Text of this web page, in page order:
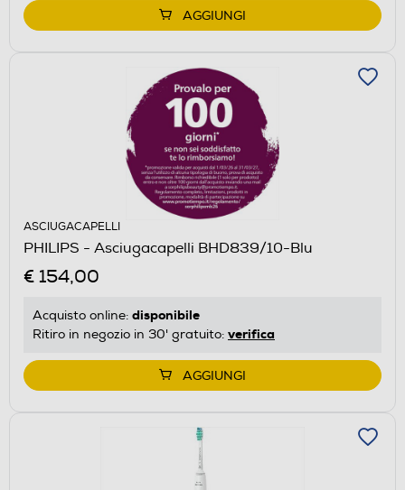
AGGIUNGI
ASCIUGACAPELLI
PHILIPS - Asciugacapelli BHD839/10-Blu
€ 154,00
Acquisto online: disponibile
Ritiro in negozio in 30' gratuito: verifica
AGGIUNGI